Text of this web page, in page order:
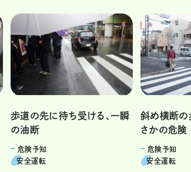
歩道の先に待ち受ける、一瞬
の油断
危険予知
安全運転
斜め横断の
さかの危険
危険予知
安全運転